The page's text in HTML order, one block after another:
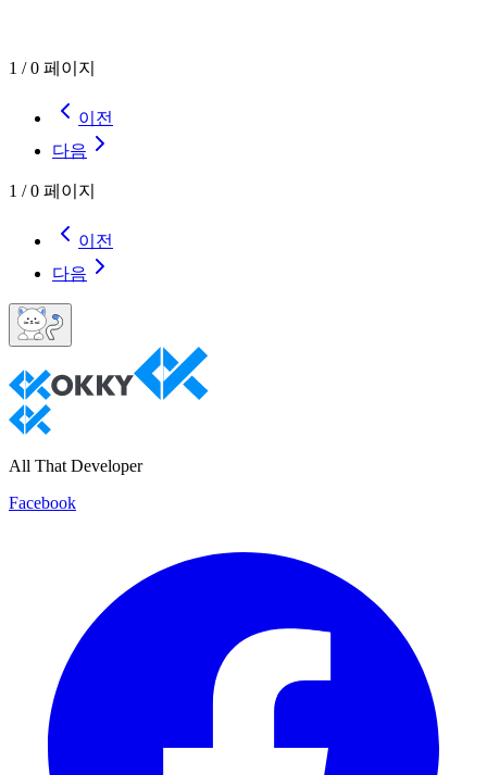
1 / 0 페이지
이전
다음
1 / 0 페이지
이전
다음
All That Developer
Facebook